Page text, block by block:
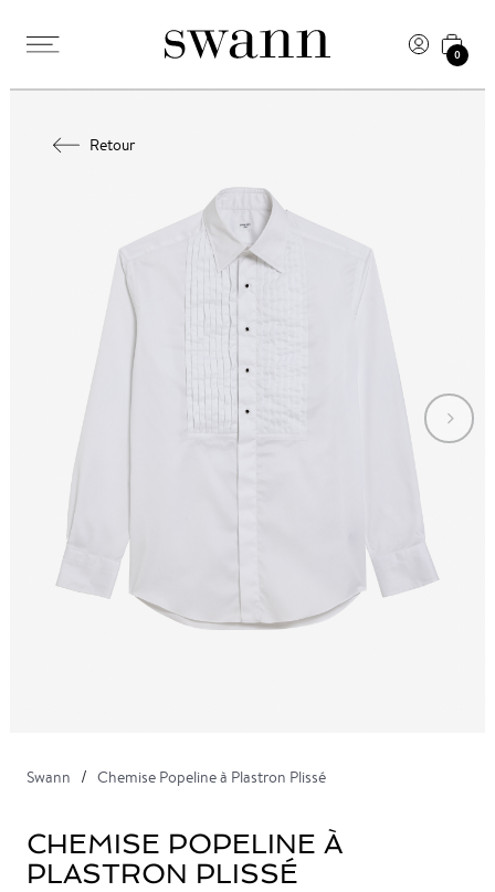
0
Retour
Swann Chemise Popeline à Plastron Plissé
CHEMISE POPELINE À
PLASTRON PLISSÉ